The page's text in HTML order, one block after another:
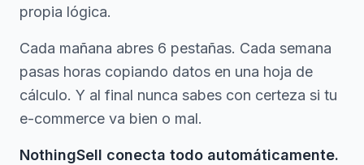
propia lógica.
Cada mañana abres 6 pestañas. Cada semana
pasas horas copiando datos en una hoja de
cálculo. Y al final nunca sabes con certeza si tu
e-commerce va bien o mal.
NothingSell conecta todo automáticamente.